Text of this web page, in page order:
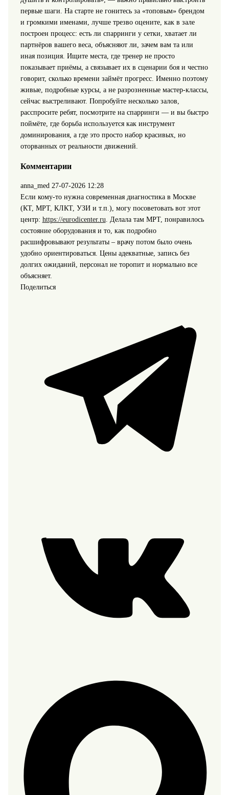
первые шаги. На старте не гонитесь за «топовым» брендом
и громкими именами, лучше трезво оцените, как в зале
построен процесс: есть ли спарринги у сетки, хватает ли
партнёров вашего веса, объясняют ли, зачем вам та или
иная позиция. Ищите места, где тренер не просто
показывает приёмы, а связывает их в сценарии боя и честно
говорит, сколько времени займёт прогресс. Именно поэтому
живые, подробные курсы, а не разрозненные мастер‑классы,
сейчас выстреливают. Попробуйте несколько залов,
расспросите ребят, посмотрите на спарринги — и вы быстро
поймёте, где борьба используется как инструмент
доминирования, а где это просто набор красивых, но
оторванных от реальности движений.
Комментарии
anna_med 27-07-2026 12:28
Если кому-то нужна современная диагностика в Москве
(КТ, МРТ, КЛКТ, УЗИ и т.п.), могу посоветовать вот этот
центр: https://eurodicenter.ru . Делала там МРТ, понравилось
состояние оборудования и то, как подробно
расшифровывают результаты – врачу потом было очень
удобно ориентироваться. Цены адекватные, запись без
долгих ожиданий, персонал не торопит и нормально все
объясняет.
Поделиться